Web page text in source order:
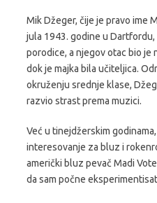
Mik Džeger, čije je pravo ime
jula 1943. godine u
porodice, a njegov otac bio je
dok je majka bila učiteljica.
okruženju srednje klase,
razvio strast prema muzici.
Već u tinejdžerskim
interesovanje za bluz i
američki bluz pevač Madi
da sam počne